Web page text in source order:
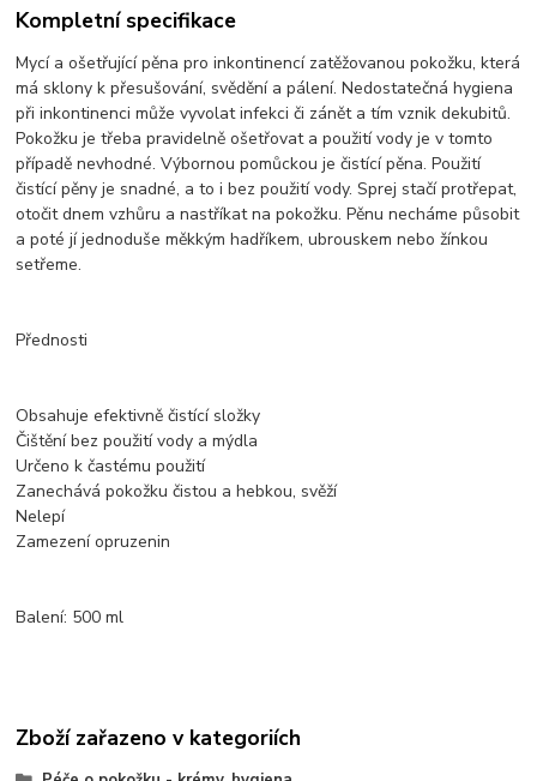
Kompletní specifikace
Mycí a ošetřující pěna pro inkontinencí zatěžovanou pokožku, která
má sklony k přesušování, svědění a pálení. Nedostatečná hygiena
při inkontinenci může vyvolat infekci či zánět a tím vznik dekubitů.
Pokožku je třeba pravidelně ošetřovat a použití vody je v tomto
případě nevhodné. Výbornou pomůckou je čistící pěna. Použití
čistící pěny je snadné, a to i bez použití vody. Sprej stačí protřepat,
otočit dnem vzhůru a nastříkat na pokožku. Pěnu necháme působit
a poté jí jednoduše měkkým hadříkem, ubrouskem nebo žínkou
setřeme.
Přednosti
Obsahuje efektivně čistící složky
Čištění bez použití vody a mýdla
Určeno k častému použití
Zanechává pokožku čistou a hebkou, svěží
Nelepí
Zamezení opruzenin
Balení: 500 ml
Zboží zařazeno v kategoriích